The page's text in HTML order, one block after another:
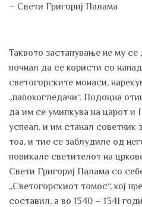
– Свети Григориј Палама
Таквото застапување не му
почнал да се користи со
светогорските монаси,
„папокогледачи“. Подоцна
да им се умилкува на царот и
успеал, и им станал советник
тоа, и тие се заблудиле од
повикале светителот на
Свети Григориј Палама со
„Светогорскиот томос“, кој
составил, а во 1340 – 1341